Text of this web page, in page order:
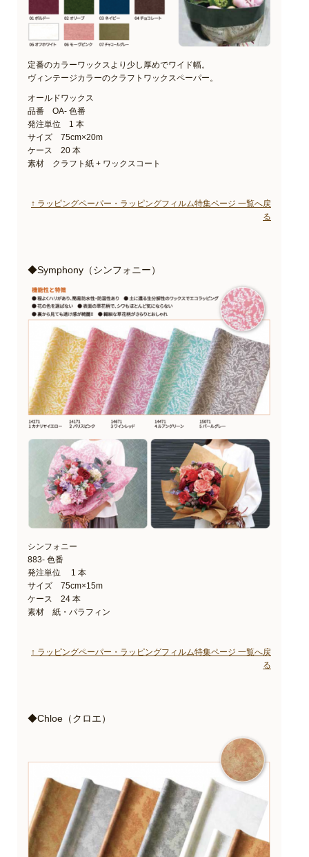
定番のカラーワックスより少し厚めでワイド幅。
ヴィンテージカラーのクラフトワックスペーパー。
オールドワックス
品番 OA- 色番
発注単位 1 本
サイズ 75cm×20m
ケース 20 本
素材 クラフト紙 + ワックスコート
↑ ラッピングペーパー・ラッピングフィルム特集ページ 一覧へ戻
る
◆Symphony（シンフォニー）
シンフォニー
883- 色番
発注単位 1 本
サイズ 75cm×15m
ケース 24 本
素材 紙・パラフィン
↑ ラッピングペーパー・ラッピングフィルム特集ページ 一覧へ戻
る
◆Chloe（クロエ）